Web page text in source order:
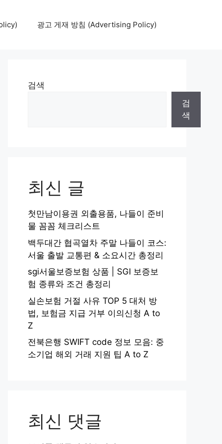
광고 게재 방침 (Advertising Policy)
검색
검
색
최신 글
첫만남이용권 외출용품, 나들이 준비
물 꼼꼼 체크리스트
백두대간 협곡열차 주말 나들이 코스:
서울 출발 교통편 & 소요시간 총정리
sgi서울보증보험 상품 | SGI 보증보
험 종류와 조건 총정리
실손보험 거절 사유 TOP 5 대처 방
법, 보험금 지급 거부 이의신청 A to
Z
전북은행 SWIFT code 정보 모음: 중
소기업 해외 거래 지원 팁 A to Z
최신 댓글